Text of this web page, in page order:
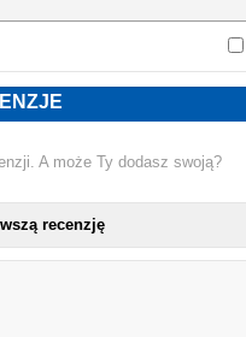
A może Ty dodasz swoją?
recenzję